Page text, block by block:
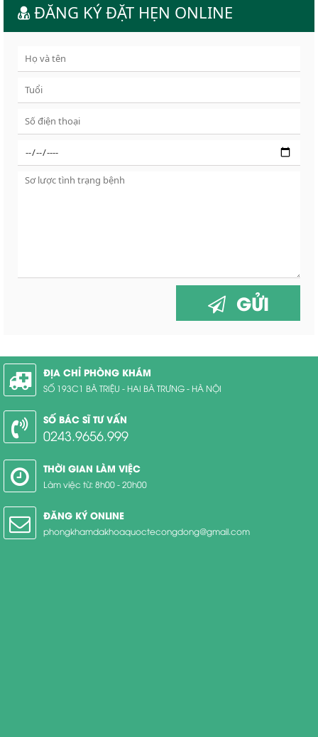
ĐĂNG KÝ ĐẶT HẸN ONLINE
GỬI
ĐỊA CHỈ PHÒNG KHÁM
SỐ 193C1 BÀ TRIỆU - HAI BÀ TRƯNG - HÀ NỘI
SỐ BÁC SĨ TƯ VẤN
0243.9656.999
THỜI GIAN LÀM VIỆC
Làm việc từ: 8h00 - 20h00
ĐĂNG KÝ ONLINE
phongkhamdakhoaquoctecongdong@gmail.com